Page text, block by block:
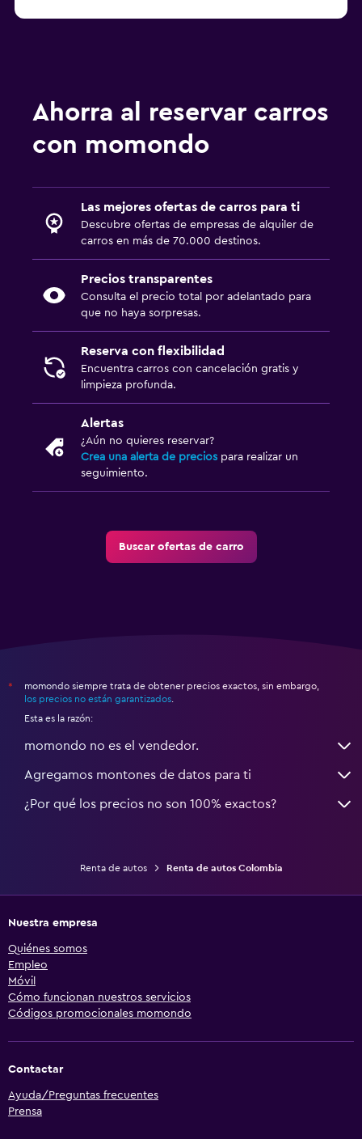
Renta de autos en Bello a partir de $97.283
Renta de autos en Riohacha
Renta de autos en Zipaquirá a partir de $73.870
Renta de autos en Sabaneta a partir de $112.429
Renta de autos en Villavicencio a partir de $134.328
Renta de autos en Ibagué
Renta de autos en Itagüí a partir de $114.260
Ahorra al reservar carros
con momondo
Las mejores ofertas de carros para ti
Descubre ofertas de empresas de alquiler de
carros en más de 70.000 destinos.
Precios transparentes
Consulta el precio total por adelantado para
que no haya sorpresas.
Reserva con flexibilidad
Encuentra carros con cancelación gratis y
limpieza profunda.
Alertas
¿Aún no quieres reservar?
Crea una alerta de precios para realizar un
seguimiento.
Buscar ofertas de carro
*
momondo siempre trata de obtener precios exactos, sin embargo,
los precios no están garantizados.
Esta es la razón:
momondo no es el vendedor.
Agregamos montones de datos para ti
¿Por qué los precios no son 100% exactos?
Renta de autos Renta de autos Colombia
Nuestra empresa
Quiénes somos
Empleo
Móvil
Cómo funcionan nuestros servicios
Códigos promocionales momondo
Contactar
Ayuda/Preguntas frecuentes
Prensa